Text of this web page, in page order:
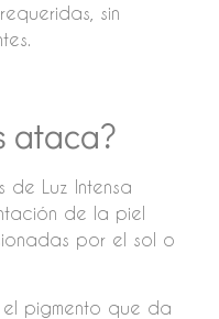
sin
ataca?
de Luz Intensa
de la piel
por el sol o
pigmento que da